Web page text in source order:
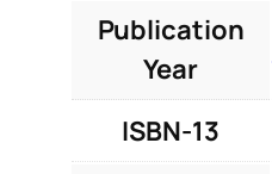
Publication
Year
ISBN-13